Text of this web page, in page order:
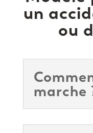
un
ou
marche